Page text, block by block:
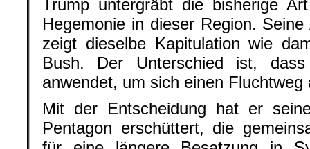
Trump untergräbt die bisherige
Hegemonie in dieser Region. Seine
zeigt dieselbe Kapitulation wie
Bush. Der Unterschied ist,
anwendet, um sich einen
Mit der Entscheidung hat er
Pentagon erschüttert, die